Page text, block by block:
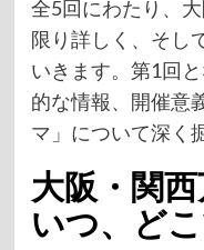
全5回にわたり、
限り詳しく、そし
いきます。第1回
的な情報、開催意
マ」について深く
大阪・関
いつ、ど